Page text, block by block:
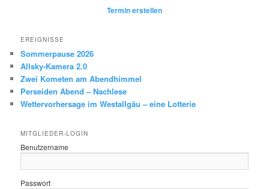
Termin erstellen
EREIGNISSE
Sommerpause 2026
Allsky-Kamera 2.0
Zwei Kometen am Abendhimmel
Perseiden Abend – Nachlese
Wettervorhersage im Westallgäu – eine Lotterie
MITGLIEDER-LOGIN
Benutzername
Passwort